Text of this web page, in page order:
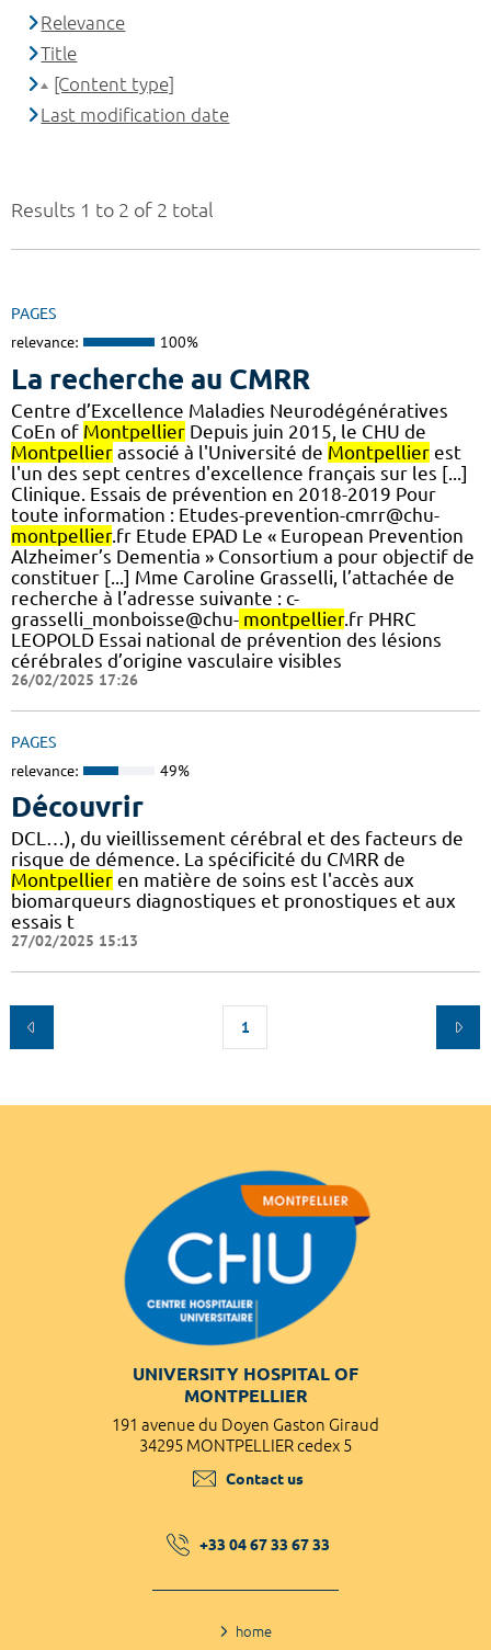
Results 1 to 2 of 2 total
PAGES
relevance: 100%
La recherche au CMRR
Centre d’Excellence Maladies Neurodégénératives
CoEn of Montpellier Depuis juin 2015, le CHU de
Montpellier associé à l'Université de Montpellier est
l'un des sept centres d'excellence français sur les [...]
Clinique. Essais de prévention en 2018-2019 Pour
toute information : Etudes-prevention-cmrr@chu-
montpellier.fr Etude EPAD Le « European Prevention
Alzheimer’s Dementia » Consortium a pour objectif de
constituer [...] Mme Caroline Grasselli, l’attachée de
recherche à l’adresse suivante : c-
grasselli_monboisse@chu- montpellier.fr PHRC
LEOPOLD Essai national de prévention des lésions
cérébrales d’origine vasculaire visibles
26/02/2025 17:26
PAGES
relevance: 49%
Découvrir
DCL…), du vieillissement cérébral et des facteurs de
risque de démence. La spécificité du CMRR de
Montpellier en matière de soins est l'accès aux
biomarqueurs diagnostiques et pronostiques et aux
essais t
27/02/2025 15:13
1
Relevance
Title
[Content type]
Last modification date
UNIVERSITY HOSPITAL OF
MONTPELLIER
191 avenue du Doyen Gaston Giraud
34295 MONTPELLIER cedex 5
Contact us
+33 04 67 33 67 33
home